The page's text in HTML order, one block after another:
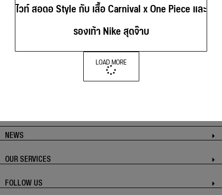
ไวท์ สอดอ Style กับ เสื้อ Carnival x One Piece และ
รองเท้า Nike สุดจ๊าบ
LOAD MORE
NEWS
OUR SERVICES
FOLLOW US